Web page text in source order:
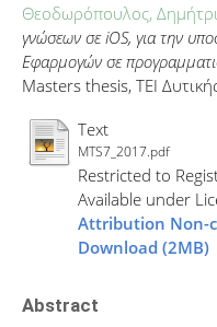
Θεοδωρόπουλος,
γνώσεων σε iOS, για την
Εφαρμογών σε
Masters thesis, ΤΕΙ
Text
MTS7_2017.pdf
Restricted to
Available under
Attribution Non-
Download (2MB)
Abstract